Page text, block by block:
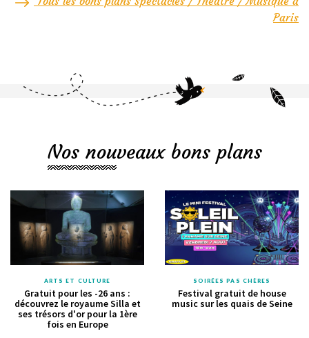
Paris
Nos nouveaux bons plans
ARTS ET CULTURE
Gratuit pour les -26 ans :
découvrez le royaume Silla et
ses trésors d'or pour la 1ère
fois en Europe
SOIRÉES PAS CHÈRES
Festival gratuit de house
music sur les quais de Seine